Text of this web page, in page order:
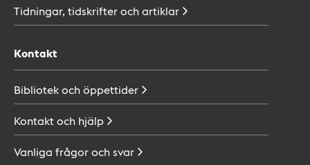
Tidningar, tidskrifter ochartiklar
Kontakt
Bibliotek ochöppettider
Kontakt och hjälp
Vanliga frågor ochsvar